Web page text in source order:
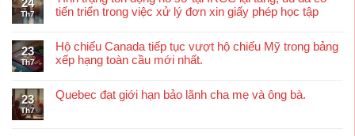
24
Th7
tiến triển trong việc xử lý đơn xin giấy phép học tập
23
Th7
Hộ chiếu Canada tiếp tục vượt hộ chiếu Mỹ trong bảng
xếp hạng toàn cầu mới nhất.
23
Th7
Quebec đạt giới hạn bảo lãnh cha mẹ và ông bà.